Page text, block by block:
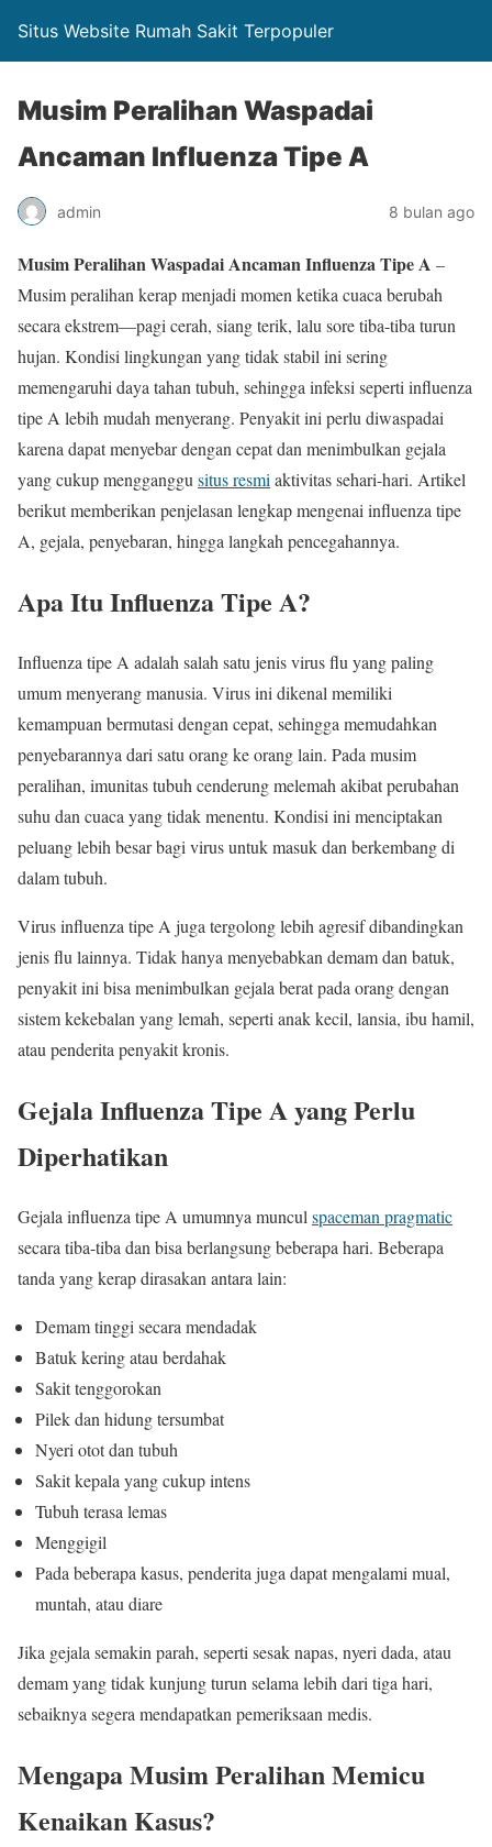
Situs Website Rumah Sakit Terpopuler
Musim Peralihan Waspadai
Ancaman Influenza Tipe A
admin 8 bulan ago
Musim Peralihan Waspadai Ancaman Influenza Tipe A –
Musim peralihan kerap menjadi momen ketika cuaca berubah
secara ekstrem—pagi cerah, siang terik, lalu sore tiba-tiba turun
hujan. Kondisi lingkungan yang tidak stabil ini sering
memengaruhi daya tahan tubuh, sehingga infeksi seperti influenza
tipe A lebih mudah menyerang. Penyakit ini perlu diwaspadai
karena dapat menyebar dengan cepat dan menimbulkan gejala
yang cukup mengganggu situs resmi aktivitas sehari-hari. Artikel
berikut memberikan penjelasan lengkap mengenai influenza tipe
A, gejala, penyebaran, hingga langkah pencegahannya.
Apa Itu Influenza Tipe A?
Influenza tipe A adalah salah satu jenis virus flu yang paling
umum menyerang manusia. Virus ini dikenal memiliki
kemampuan bermutasi dengan cepat, sehingga memudahkan
penyebarannya dari satu orang ke orang lain. Pada musim
peralihan, imunitas tubuh cenderung melemah akibat perubahan
suhu dan cuaca yang tidak menentu. Kondisi ini menciptakan
peluang lebih besar bagi virus untuk masuk dan berkembang di
dalam tubuh.
Virus influenza tipe A juga tergolong lebih agresif dibandingkan
jenis flu lainnya. Tidak hanya menyebabkan demam dan batuk,
penyakit ini bisa menimbulkan gejala berat pada orang dengan
sistem kekebalan yang lemah, seperti anak kecil, lansia, ibu hamil,
atau penderita penyakit kronis.
Gejala Influenza Tipe A yang Perlu
Diperhatikan
Gejala influenza tipe A umumnya muncul spaceman pragmatic
secara tiba-tiba dan bisa berlangsung beberapa hari. Beberapa
tanda yang kerap dirasakan antara lain:
Demam tinggi secara mendadak
Batuk kering atau berdahak
Sakit tenggorokan
Pilek dan hidung tersumbat
Nyeri otot dan tubuh
Sakit kepala yang cukup intens
Tubuh terasa lemas
Menggigil
Pada beberapa kasus, penderita juga dapat mengalami mual,
muntah, atau diare
Jika gejala semakin parah, seperti sesak napas, nyeri dada, atau
demam yang tidak kunjung turun selama lebih dari tiga hari,
sebaiknya segera mendapatkan pemeriksaan medis.
Mengapa Musim Peralihan Memicu
Kenaikan Kasus?